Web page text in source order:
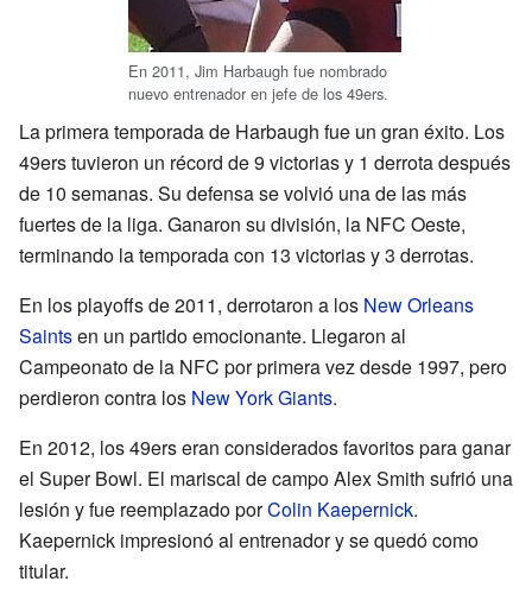
En 2011, Jim Harbaugh fue nombrado
nuevo entrenador en jefe de los 49ers.
La primera temporada de Harbaugh fue un gran éxito. Los
49ers tuvieron un récord de 9 victorias y 1 derrota después
de 10 semanas. Su defensa se volvió una de las más
fuertes de la liga. Ganaron su división, la NFC Oeste,
terminando la temporada con 13 victorias y 3 derrotas.
En los playoffs de 2011, derrotaron a los New Orleans
Saintsen un partido emocionante. Llegaron al
Campeonato de la NFC por primera vez desde 1997, pero
perdieron contra los New York Giants.
En 2012, los 49ers eran considerados favoritos para ganar
el Super Bowl. El mariscal de campo Alex Smith sufrió una
lesión y fue reemplazado porColin Kaepernick.
Kaepernick impresionó al entrenador y se quedó como
titular.